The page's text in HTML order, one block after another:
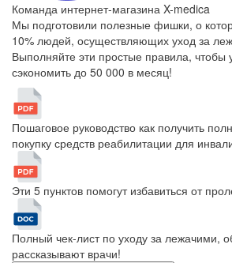
Команда интернет-магазина X-medica
Мы подготовили полезные фишки, о
10% людей, осуществляющих уход за
Выполняйте эти простые правила, чтобы
сэкономить до 50 000 в месяц!
Пошаговое руководство как получить
покупку средств реабилитации для
Эти 5 пунктов помогут избавиться от
Полный чек-лист по уходу за лежачими,
рассказывают врачи!